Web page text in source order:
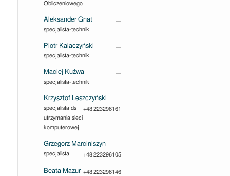
Obliczeniowego
Aleksander Gnat
—
specjalista-technik
Piotr Kalaczyński
—
specjalista-technik
Maciej Kuźwa
—
specjalista-technik
Krzysztof Leszczyński
+48 223296161
specjalista ds
utrzymania sieci
komputerowej
Grzegorz Marciniszyn
+48 223296105
specjalista
Beata Mazur +48 223296146